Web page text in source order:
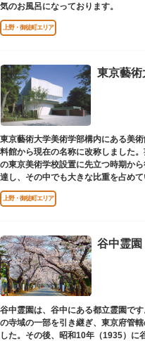
気のお風呂になっております。
上野・御徒町エリア
東京藝術
東京藝術大学美術学部構内にある美
料館から現在の名称に改称しました
の東京美術学校設置に先立つ時期か
達し、その中でも大きな比重を占め
ます。
上野・御徒町エリア
谷中霊園
谷中霊園は、谷中にある都立霊園で
の寺域の一部を引き継ぎ、東京府管
した。その後、昭和10年（1935）に